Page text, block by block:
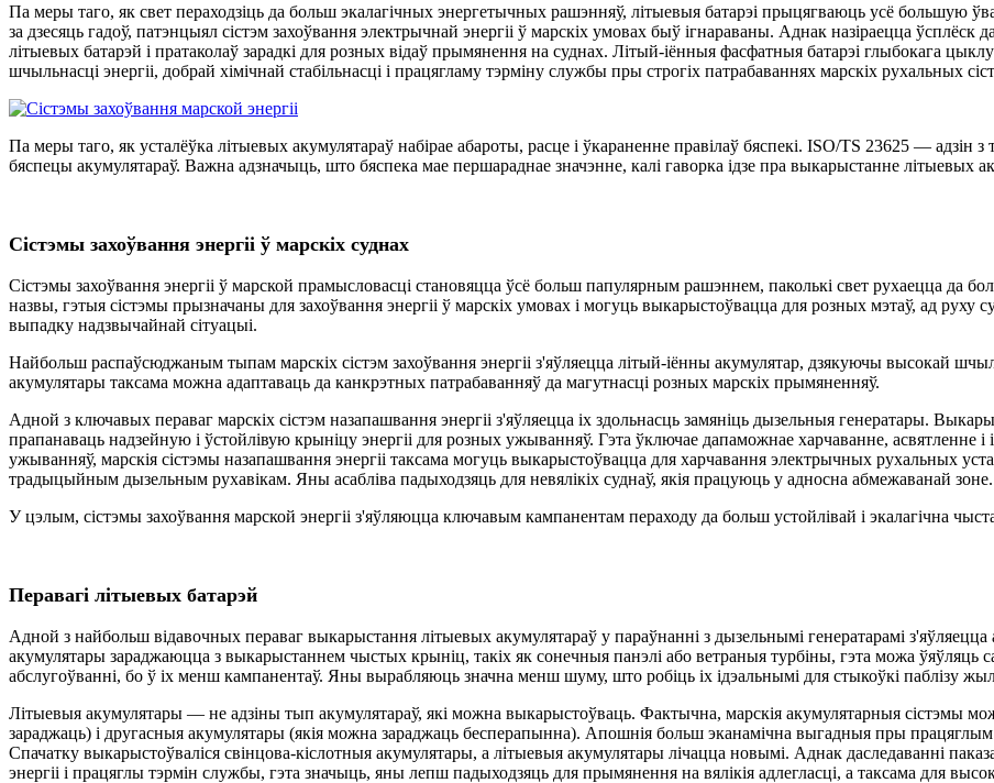
Па меры таго, як свет пераходзіць да больш экалагічных энергетычных рашэнняў, літыевыя батарэі прыцягваюць усё большую
за дзесяць гадоў, патэнцыял сістэм захоўвання электрычнай энергіі ў марскіх умовах быў ігнараваны. Аднак назіраецца
літыевых батарэй і пратаколаў зарадкі для розных відаў прымянення на суднах. Літый-іённыя фасфатныя батарэі глыбокага
шчыльнасці энергіі, добрай хімічнай стабільнасці і працягламу тэрміну службы пры строгіх патрабаваннях марскіх рухальных
Па меры таго, як усталёўка літыевых акумулятараў набірае абароты, расце і ўкараненне правілаў бяспекі. ISO/TS 23625 — адзін
бяспецы акумулятараў. Важна адзначыць, што бяспека мае першараднае значэнне, калі гаворка ідзе пра выкарыстанне літыевых
Сістэмы захоўвання энергіі ў марскіх суднах
Сістэмы захоўвання энергіі ў марской прамысловасці становяцца ўсё больш папулярным рашэннем, паколькі свет рухаецца да
назвы, гэтыя сістэмы прызначаны для захоўвання энергіі ў марскіх умовах і могуць выкарыстоўвацца для розных мэтаў, ад руху
выпадку надзвычайнай сітуацыі.
Найбольш распаўсюджаным тыпам марскіх сістэм захоўвання энергіі з'яўляецца літый-іённы акумулятар, дзякуючы высокай
акумулятары таксама можна адаптаваць да канкрэтных патрабаванняў да магутнасці розных марскіх прымяненняў.
Адной з ключавых пераваг марскіх сістэм назапашвання энергіі з'яўляецца іх здольнасць замяніць дызельныя генератары.
прапанаваць надзейную і ўстойлівую крыніцу энергіі для розных ужыванняў. Гэта ўключае дапаможнае харчаванне,
ужыванняў, марскія сістэмы назапашвання энергіі таксама могуць выкарыстоўвацца для харчавання электрычных рухальных
традыцыйным дызельным рухавікам. Яны асабліва падыходзяць для невялікіх суднаў, якія працуюць у адносна абмежаванай зоне.
У цэлым, сістэмы захоўвання марской энергіі з'яўляюцца ключавым кампанентам пераходу да больш устойлівай і экалагічна
Перавагі літыевых батарэй
Адной з найбольш відавочных пераваг выкарыстання літыевых акумулятараў у параўнанні з дызельнымі генератарамі з'яўляецца
акумулятары зараджаюцца з выкарыстаннем чыстых крыніц, такіх як сонечныя панэлі або ветраныя турбіны, гэта можа
абслугоўванні, бо ў іх менш кампанентаў. Яны вырабляюць значна менш шуму, што робіць іх ідэальнымі для стыкоўкі паблізу
Літыевыя акумулятары — не адзіны тып акумулятараў, які можна выкарыстоўваць. Фактычна, марскія акумулятарныя сістэмы
зараджаць) і другасныя акумулятары (якія можна зараджаць бесперапынна). Апошнія больш эканамічна выгадныя пры працяглым
Спачатку выкарыстоўваліся свінцова-кіслотныя акумулятары, а літыевыя акумулятары лічацца новымі. Аднак даследаванні
энергіі і працяглы тэрмін службы, гэта значыць, яны лепш падыходзяць для прымянення на вялікія адлегласці, а таксама для